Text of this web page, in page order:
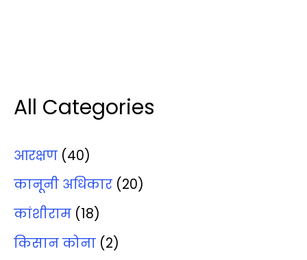
All Categories
आरक्षण (40)
कानूनी अधिकार (20)
कांशीराम (18)
किसान कोना (2)